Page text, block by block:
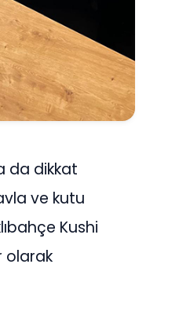
da dikkat
ve kutu
Kushi
olarak